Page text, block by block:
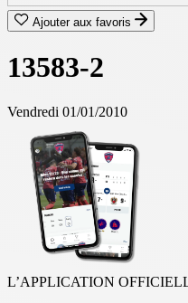
Ajouter aux favoris
13583-2
Vendredi 01/01/2010
L’APPLICATION